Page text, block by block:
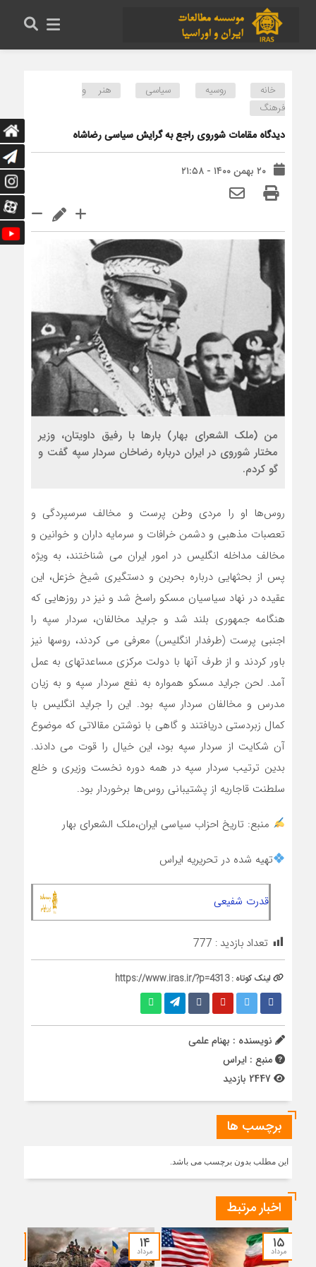
خانه روسیه سیاسی
هنر و
فرهنگ
دیدگاه مقامات شوروی راجع به گرایش سیاسی رضاشاه
۲۰ بهمن ۱۴۰۰ - ۲۱:۵۸
من (ملک الشعرای بهار) بارها با رفیق داویتان، وزیر
مختار شوروی در ایران درباره رضاخان سردار سپه گفت و
گو کردم.
روس‌ها او را مردی وطن پرست و مخالف سرسپردگی و
تعصبات مذهبی و دشمن خرافات و سرمایه داران و خوانین و
مخالف مداخله انگلیس در امور ایران می شناختند، به ویژه
پس از بحثهایی درباره بحرین و دستگیری شیخ خزعل، این
عقیده در نهاد سیاسیان مسکو راسخ شد و نیز در روزهایی که
هنگامه جمهوری بلند شد و جراید مخالفان، سردار سپه را
اجنبی پرست (طرفدار انگلیس) معرفی می کردند، روسها نیز
باور کردند و از طرف آنها با دولت مرکزی مساعدتهای به عمل
آمد. لحن جراید مسکو همواره به نفع سردار سپه و به زیان
مدرس و مخالفان سردار سپه بود. این را جراید انگلیس با
کمال زبردستی دریافتند و گاهی با نوشتن مقالاتی که موضوع
آن شکایت از سردار سپه بود، این خیال را قوت می دادند.
بدین ترتیب سردار سپه در همه دوره نخست وزیری و خلع
سلطنت قاجاریه از پشتیبانی روس‌ها برخوردار بود.
منبع: تاریخ احزاب سیاسی ایران،ملک الشعرای بهار
تهیه شده در تحریریه ایراس
قدرت شفیعی
تعداد بازدید : 777
لینک کوتاه :https://www.iras.ir/?p=4313
نویسنده : بهنام علمی
منبع : ایراس
برچسب ها
این مطلب بدون برچسب می باشد.
اخبار مرتبط
۱۵
مرداد ۱۴
مرداد